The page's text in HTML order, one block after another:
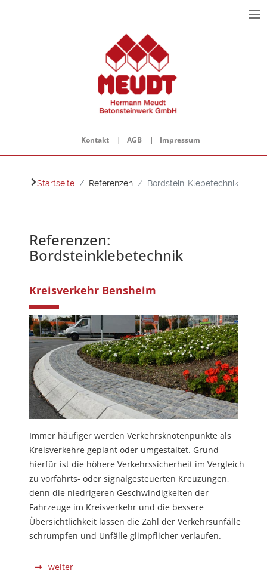
Kontakt AGB Impressum
Startseite Referenzen Bordstein-Klebetechnik
Referenzen:
Bordsteinklebetechnik
Kreisverkehr Bensheim
Immer häufiger werden Verkehrsknotenpunkte als
Kreisverkehre geplant oder umgestaltet. Grund
hierfür ist die höhere Verkehrssicherheit im Vergleich
zu vorfahrts- oder signalgesteuerten Kreuzungen,
denn die niedrigeren Geschwindigkeiten der
Fahrzeuge im Kreisverkehr und die bessere
Übersichtlichkeit lassen die Zahl der Verkehrsunfälle
schrumpfen und Unfälle glimpflicher verlaufen.
weiter
≡